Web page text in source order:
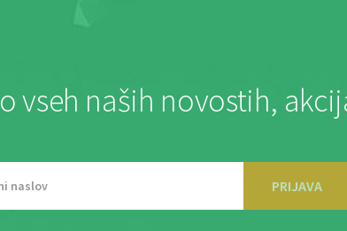
o vseh naših novostih,
PRIJAVA